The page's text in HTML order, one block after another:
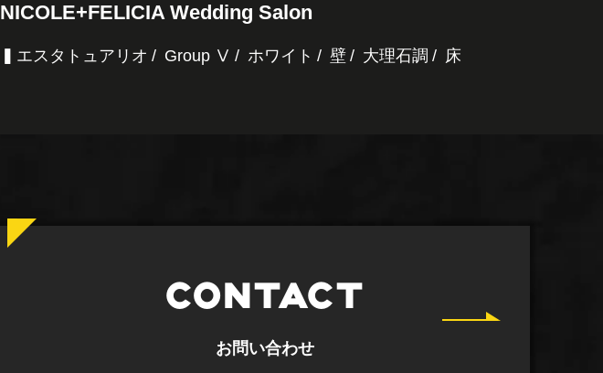
NICOLE+FELICIA Wedding Salon
▍エスタトュアリオ Group Ⅴ ホワイト 壁 大理石調 床
CONTACT
お問い合わせ